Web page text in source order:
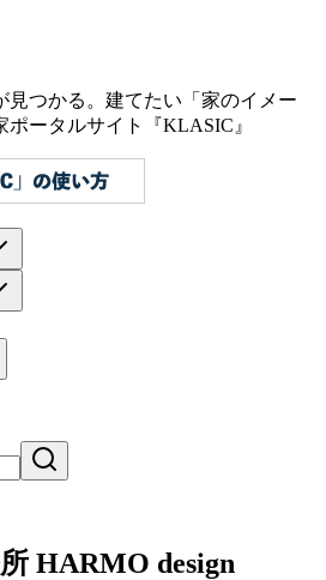
見つかる。建てたい「家のイメー
ポータルサイト『KLASIC』
HARMO design